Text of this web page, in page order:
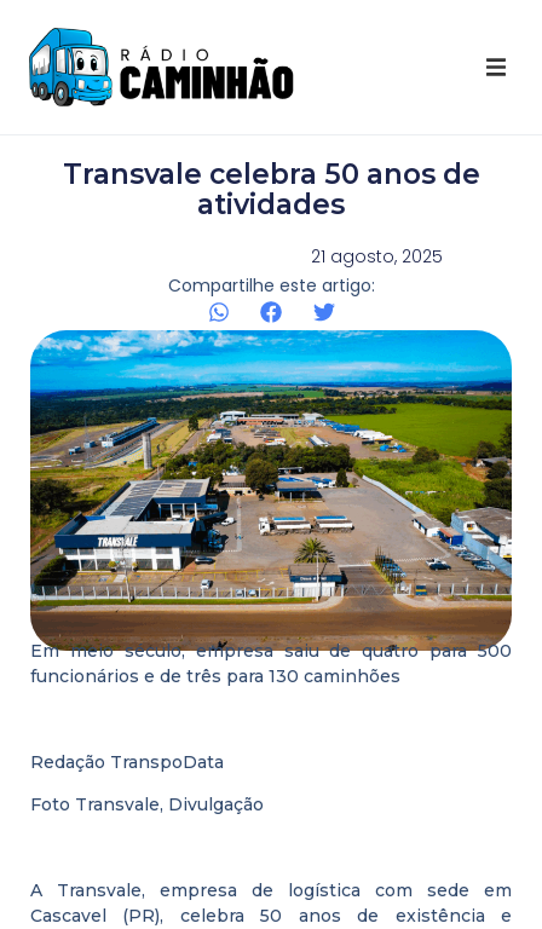
Destaques Youtube
Galeria de Fotos
Agenda
Contato
Transvale celebra 50 anos de
atividades
21 agosto, 2025
Compartilhe este artigo:
Em meio século, empresa saiu de quatro para 500
funcionários e de três para 130 caminhões
Redação TranspoData
Foto Transvale, Divulgação
A Transvale, empresa de logística com sede em
Cascavel (PR), celebra 50 anos de existência e